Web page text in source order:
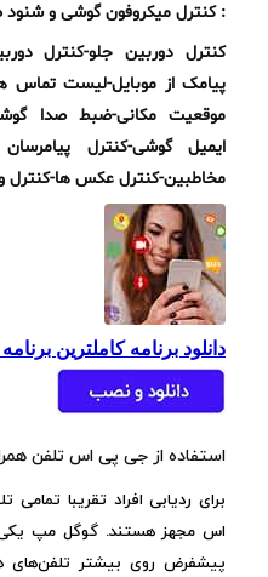
:کنترل میکروفون گوشی و شنود
کنترل دوربین جلو-کنترل
پیامک از موبایل-لیست تماس
موقعیت مکانی-ضبط صدا
ایمیل گوشی-کنترل
مخاطبین-کنترل عکس ها-کنترل
دانلود برنامه کاملترین
استفاده از جی پی اس تلفن
برای ردیابی افراد تقریبا
اس مجهز هستند. گوگل مپ یکی
پیشفرض روی بیشتر